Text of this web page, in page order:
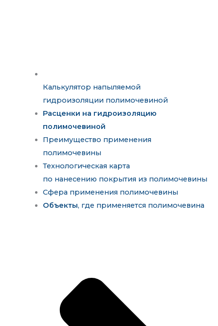
Калькулятор напыляемой
гидроизоляции полимочевиной
Расценки на гидроизоляцию
полимочевиной
Преимущество применения
полимочевины
Технологическая карта
по нанесению покрытия из полимочевины
Сфера применения полимочевины
Объекты, где применяется полимочевина